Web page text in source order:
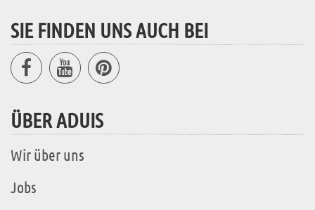
SIE FINDEN UNS AUCH BEI
ÜBER ADUIS
Wir über uns
Jobs